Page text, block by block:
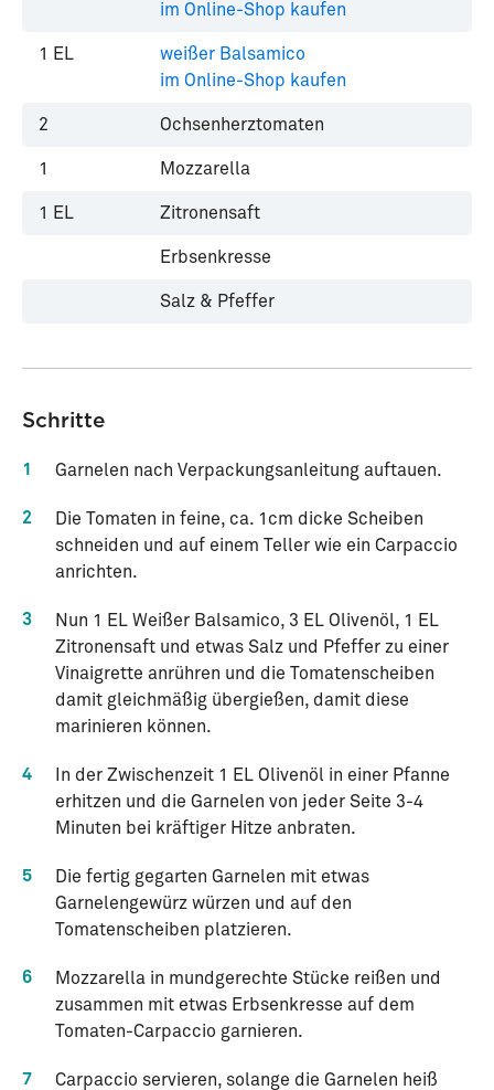
im Online-Shop kaufen
1 EL
weißer Balsamico
im Online-Shop kaufen
2 Ochsenherztomaten
1 Mozzarella
1 EL Zitronensaft
Erbsenkresse
Salz & Pfeffer
Schritte
1 Garnelen nach Verpackungsanleitung auftauen.
2
Die Tomaten in feine, ca. 1cm dicke Scheiben
schneiden und auf einem Teller wie ein Carpaccio
anrichten.
3
Nun 1 EL Weißer Balsamico, 3 EL Olivenöl, 1 EL
Zitronensaft und etwas Salz und Pfeffer zu einer
Vinaigrette anrühren und die Tomatenscheiben
damit gleichmäßig übergießen, damit diese
marinieren können.
4
In der Zwischenzeit 1 EL Olivenöl in einer Pfanne
erhitzen und die Garnelen von jeder Seite 3-4
Minuten bei kräftiger Hitze anbraten.
5
Die fertig gegarten Garnelen mit etwas
Garnelengewürz würzen und auf den
Tomatenscheiben platzieren.
6
Mozzarella in mundgerechte Stücke reißen und
zusammen mit etwas Erbsenkresse auf dem
Tomaten-Carpaccio garnieren.
7 Carpaccio servieren, solange die Garnelen heiß